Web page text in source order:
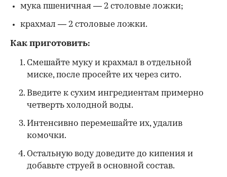
мука пшеничная — 2 столовые ложки;
крахмал — 2 столовые ложки.
Как приготовить:
Смешайте муку и крахмал в отдельной
миске, после просейте их через сито.
Введите к сухим ингредиентам примерно
четверть холодной воды.
Интенсивно перемешайте их, удалив
комочки.
Остальную воду доведите до кипения и
добавьте струей в основной состав.